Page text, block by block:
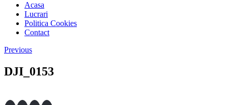
Acasa
Lucrari
Politica Cookies
Contact
Previous
DJI_0153